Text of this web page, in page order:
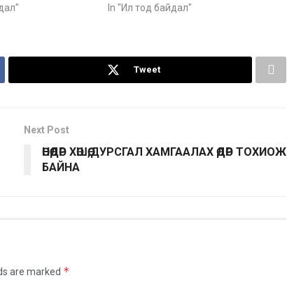
In "Ил тод байдал"
Tweet
Next Post
ӨНӨӨДӨР ХӨШӨӨ,ДУРСГАЛ ХАМГААЛАХ ӨДӨР ТОХИОЖ
БАЙНА
are marked *